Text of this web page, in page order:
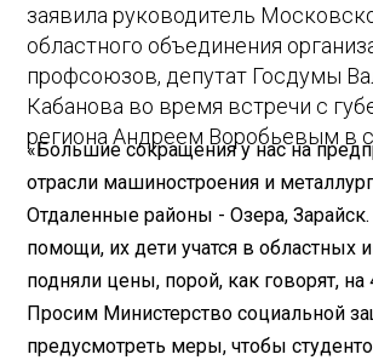
заявила руководитель
областного объединения
профсоюзов, депутат Госдумы
Кабанова во время встречи с
региона Андреем Воробьевым в
«Большие сокращения у нас на
отрасли машиностроения и
Отдаленные районы - Озера,
помощи, их дети учатся в областных
подняли цены, порой, как говорят, на
Просим Министерство социальной
предусмотреть меры, чтобы